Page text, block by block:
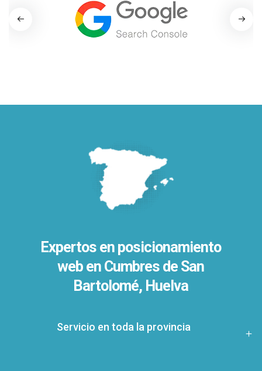
Expertos en posicionamiento
web en Cumbres de San
Bartolomé, Huelva
Servicio en toda la provincia